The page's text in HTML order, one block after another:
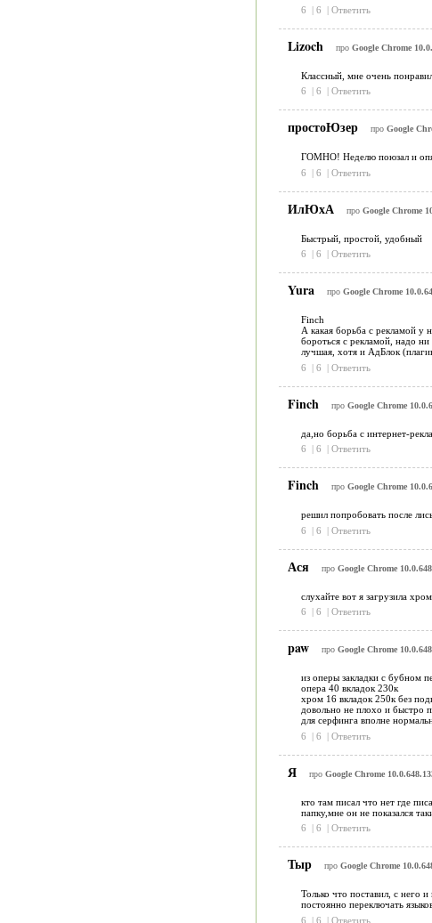
6
| 6 | Ответить
Lizoch про Google Chrome
Классный, мне очень
6
| 6 | Ответить
простоЮзер про Google
ГОМНО! Неделю поюзал и
6
| 6 | Ответить
ИлЮхА про Google Chrome
Быстрый, простой, удобный
6
| 6 | Ответить
Yura про Google Chrome
Finch
А какая борьба с рекламой у
бороться с рекламой, надо
лучшая, хотя и АдБлок
6
| 6 | Ответить
Finch про Google Chrome
да,но борьба с интернет-
6
| 6 | Ответить
Finch про Google Chrome
решил попробовать после
6
| 6 | Ответить
Ася про Google Chrome
слухайте вот я загрузила
6
| 6 | Ответить
paw про Google Chrome
из оперы закладки с бубном
опера 40 вкладок 230к
хром 16 вкладок 250к без
довольно не плохо и быстро
для серфинга вполне
6
| 6 | Ответить
Я про Google Chrome
кто там писал что нет где
папку,мне он не показался
6
| 6 | Ответить
Тыр про Google Chrome
Только что поставил, с него
постоянно переключать
6
| 6 | Ответить